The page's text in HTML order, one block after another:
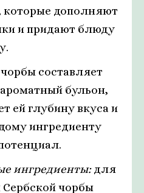
которые дополняют
и придают блюду
составляет
бульон,
ей глубину вкуса и
ингредиенту
ингредиенты:для
чорбы